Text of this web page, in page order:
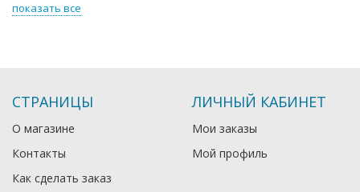
показать все
СТРАНИЦЫ
О магазине
Контакты
Как сделать заказ
ЛИЧНЫЙ КАБИНЕТ
Мои заказы
Мой профиль